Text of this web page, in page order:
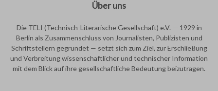
Über uns
Die TELI (Technisch-Literarische Gesellschaft) e.V. — 1929 in
Berlin als Zusammenschluss von Journalisten, Publizisten und
Schriftstellern gegründet — setzt sich zum Ziel, zur Erschließung
und Verbreitung wissenschaftlicher und technischer Information
mit dem Blick auf ihre gesellschaftliche Bedeutung beizutragen.